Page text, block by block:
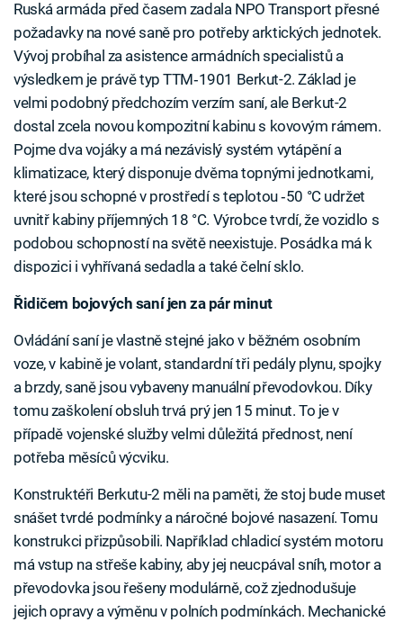
Ruská armáda před časem zadala NPO Transport přesné
požadavky na nové saně pro potřeby arktických jednotek.
Vývoj probíhal za asistence armádních specialistů a
výsledkem je právě typ TTM‑1901 Berkut-2. Základ je
velmi podobný předchozím verzím saní, ale Berkut-2
dostal zcela novou kompozitní kabinu s kovovým rámem.
Pojme dva vojáky a má nezávislý systém vytápění a
klimatizace, který disponuje dvěma topnými jednotkami,
které jsou schopné v prostředí s teplotou ‑50 °C udržet
uvnitř kabiny příjemných 18 °C. Výrobce tvrdí, že vozidlo s
podobou schopností na světě neexistuje. Posádka má k
dispozici i vyhřívaná sedadla a také čelní sklo.
Řidičem bojových saní jen za pár minut
Ovládání saní je vlastně stejné jako v běžném osobním
voze, v kabině je volant, standardní tři pedály plynu, spojky
a brzdy, saně jsou vybaveny manuální převodovkou. Díky
tomu zaškolení obsluh trvá prý jen 15 minut. To je v
případě vojenské služby velmi důležitá přednost, není
potřeba měsíců výcviku.
Konstruktéři Berkutu-2 měli na paměti, že stoj bude muset
snášet tvrdé podmínky a náročné bojové nasazení. Tomu
konstrukci přizpůsobili. Například chladicí systém motoru
má vstup na střeše kabiny, aby jej neucpával sníh, motor a
převodovka jsou řešeny modulárně, což zjednodušuje
jejich opravy a výměnu v polních podmínkách. Mechanické